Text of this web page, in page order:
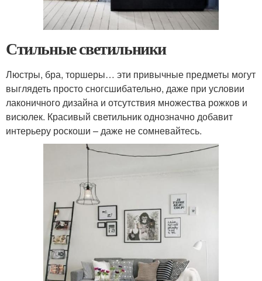
Стильные светильники
Люстры, бра, торшеры… эти привычные предметы могут
выглядеть просто сногсшибательно, даже при условии
лаконичного дизайна и отсутствия множества рожков и
висюлек. Красивый светильник однозначно добавит
интерьеру роскоши – даже не сомневайтесь.